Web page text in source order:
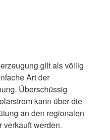
gilt als völlig
Art der
Überschüssig
kann über die
an den regionalen
verkauft werden.